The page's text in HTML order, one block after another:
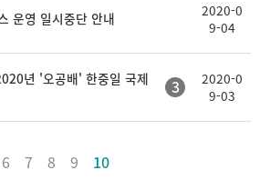
운영 일시중단 안내
2020-0
9-04
년 '오공배' 한중일 국제
3
2020-0
9-03
6 7 8 9 10